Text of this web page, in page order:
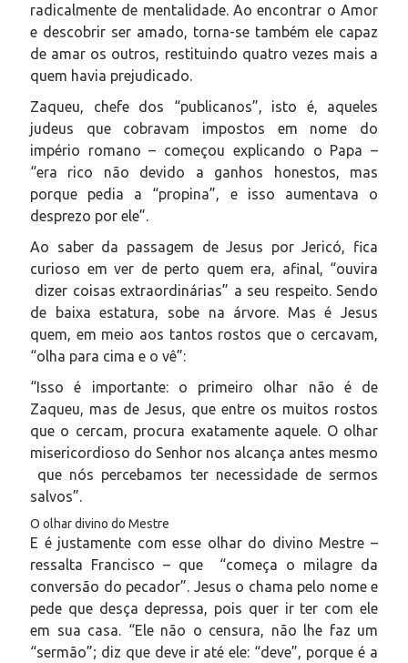
radicalmente de mentalidade. Ao encontrar o Amor
e descobrir ser amado, torna-se também ele capaz
de amar os outros, restituindo quatro vezes mais a
quem havia prejudicado.
Zaqueu, chefe dos “publicanos”, isto é, aqueles
judeus que cobravam impostos em nome do
império romano – começou explicando o Papa –
“era rico não devido a ganhos honestos, mas
porque pedia a “propina”, e isso aumentava o
desprezo por ele”.
Ao saber da passagem de Jesus por Jericó, fica
curioso em ver de perto quem era, afinal, “ouvira
dizer coisas extraordinárias” a seu respeito. Sendo
de baixa estatura, sobe na árvore. Mas é Jesus
quem, em meio aos tantos rostos que o cercavam,
“olha para cima e o vê”:
“Isso é importante: o primeiro olhar não é de
Zaqueu, mas de Jesus, que entre os muitos rostos
que o cercam, procura exatamente aquele. O olhar
misericordioso do Senhor nos alcança antes mesmo
que nós percebamos ter necessidade de sermos
salvos”.
O olhar divino do Mestre
E é justamente com esse olhar do divino Mestre –
ressalta Francisco – que “começa o milagre da
conversão do pecador”. Jesus o chama pelo nome e
pede que desça depressa, pois quer ir ter com ele
em sua casa. “Ele não o censura, não lhe faz um
“sermão”; diz que deve ir até ele: “deve”, porque é a